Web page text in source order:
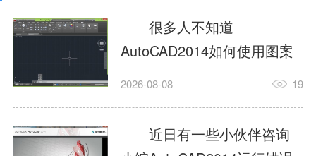
很多人不知道
AutoCAD2014如何使用图案
填充?今日为你们带来的文章
用图案填充的内容，还有不
清楚小伙伴和小编一起去学
2026-08-08 19
近日有一些小伙伴咨询